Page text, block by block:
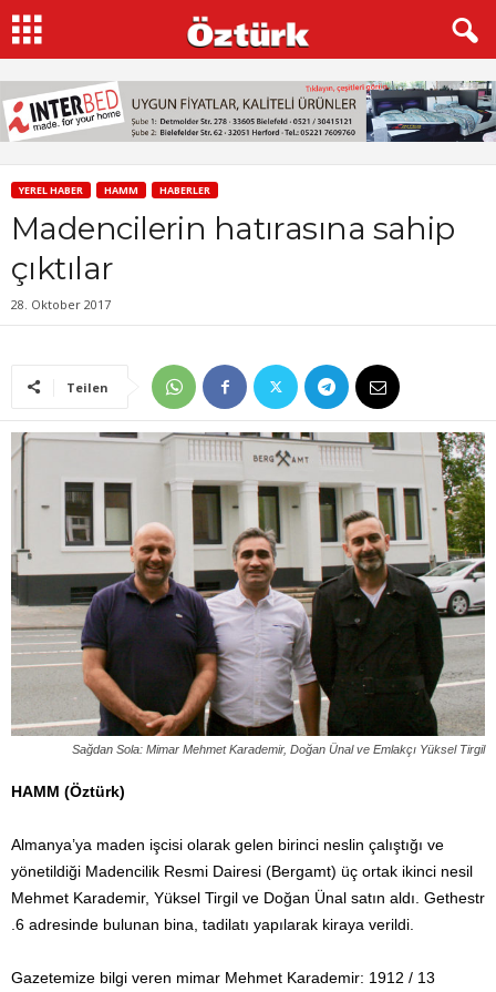
YEREL HABER HAMM HABERLER
Madencilerin hatırasına sahip
çıktılar
28. Oktober 2017
Teilen
Sağdan Sola: Mimar Mehmet Karademir, Doğan Ünal ve Emlakçı Yüksel Tirgil
HAMM (Öztürk)
Almanya’ya maden işcisi olarak gelen birinci neslin çalıştığı ve
yönetildiği Madencilik Resmi Dairesi (Bergamt) üç ortak ikinci nesil
Mehmet Karademir, Yüksel Tirgil ve Doğan Ünal satın aldı. Gethestr
.6 adresinde bulunan bina, tadilatı yapılarak kiraya verildi.
Gazetemize bilgi veren mimar Mehmet Karademir: 1912 / 13